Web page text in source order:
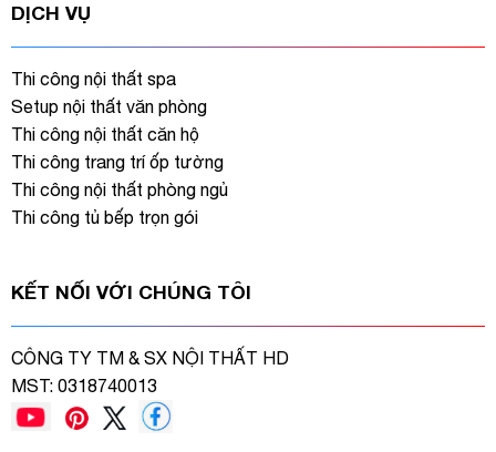
DỊCH VỤ
Thi công nội thất spa
Setup nội thất văn phòng
Thi công nội thất căn hộ
Thi công trang trí ốp tường
Thi công nội thất phòng ngủ
Thi công tủ bếp trọn gói
KẾT NỐI VỚI CHÚNG TÔI
CÔNG TY TM & SX NỘI THẤT HD
MST: 0318740013